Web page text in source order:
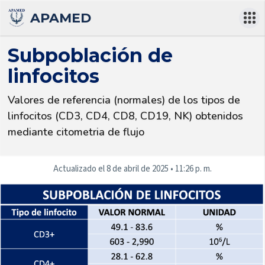
APAMED
Subpoblación de
linfocitos
Valores de referencia (normales) de los tipos de
linfocitos (CD3, CD4, CD8, CD19, NK) obtenidos
mediante citometria de flujo
Actualizado el8 de abril de 2025 • 11:26 p. m.